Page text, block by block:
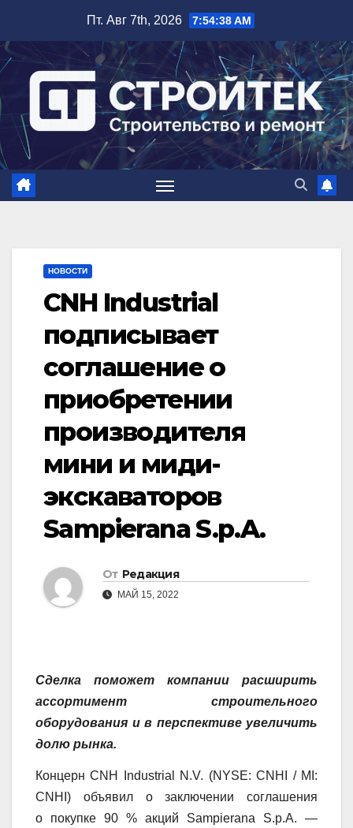
содержимому
Пт. Авг 7th, 2026 7:54:39 AM
НОВОСТИ
CNH Industrial
подписывает
соглашение о
приобретении
производителя
мини и миди-
экскаваторов
Sampierana S.p.A.
От Редакция
МАЙ 15, 2022
Сделка поможет компании расширить
ассортимент строительного
оборудования и в перспективе увеличить
долю рынка.
Концерн CNH Industrial N.V. (NYSE: CNHI / MI:
CNHI) объявил о заключении соглашения
о покупке 90 % акций Sampierana S.p.A. —